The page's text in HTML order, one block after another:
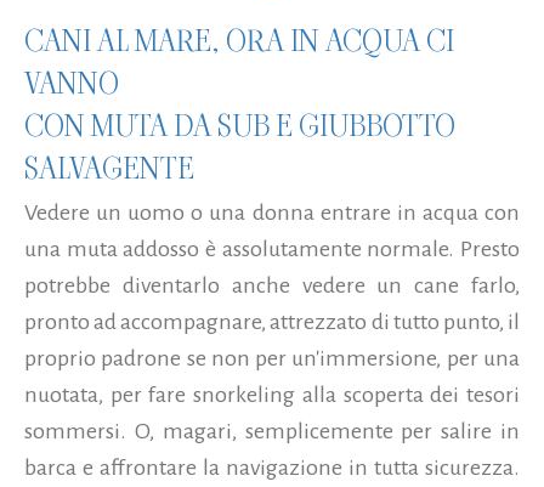
CANI AL MARE, ORA IN ACQUA CI
VANNO
CON MUTA DA SUB E GIUBBOTTO
SALVAGENTE
Vedere un uomo o una donna entrare in acqua con
una muta addosso è assolutamente normale. Presto
potrebbe diventarlo anche vedere un cane farlo,
pronto ad accompagnare, attrezzato di tutto punto, il
proprio padrone se non per un'immersione, per una
nuotata, per fare snorkeling alla scoperta dei tesori
sommersi. O, magari, semplicemente per salire in
barca e affrontare la navigazione in tutta sicurezza.